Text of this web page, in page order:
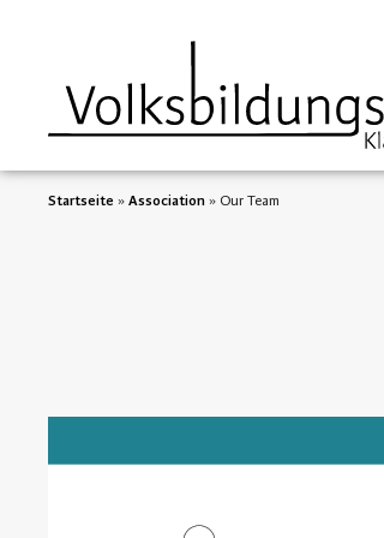
Startseite » Association » Our Team